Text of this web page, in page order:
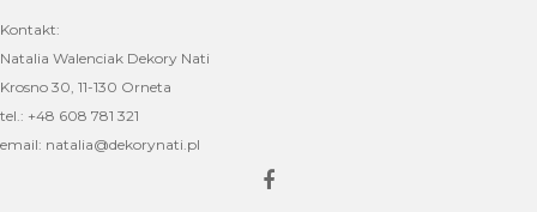
Kontakt:
Natalia Walenciak Dekory Nati
Krosno 30, 11-130 Orneta
tel.: +48 608 781 321
email: natalia@dekorynati.pl